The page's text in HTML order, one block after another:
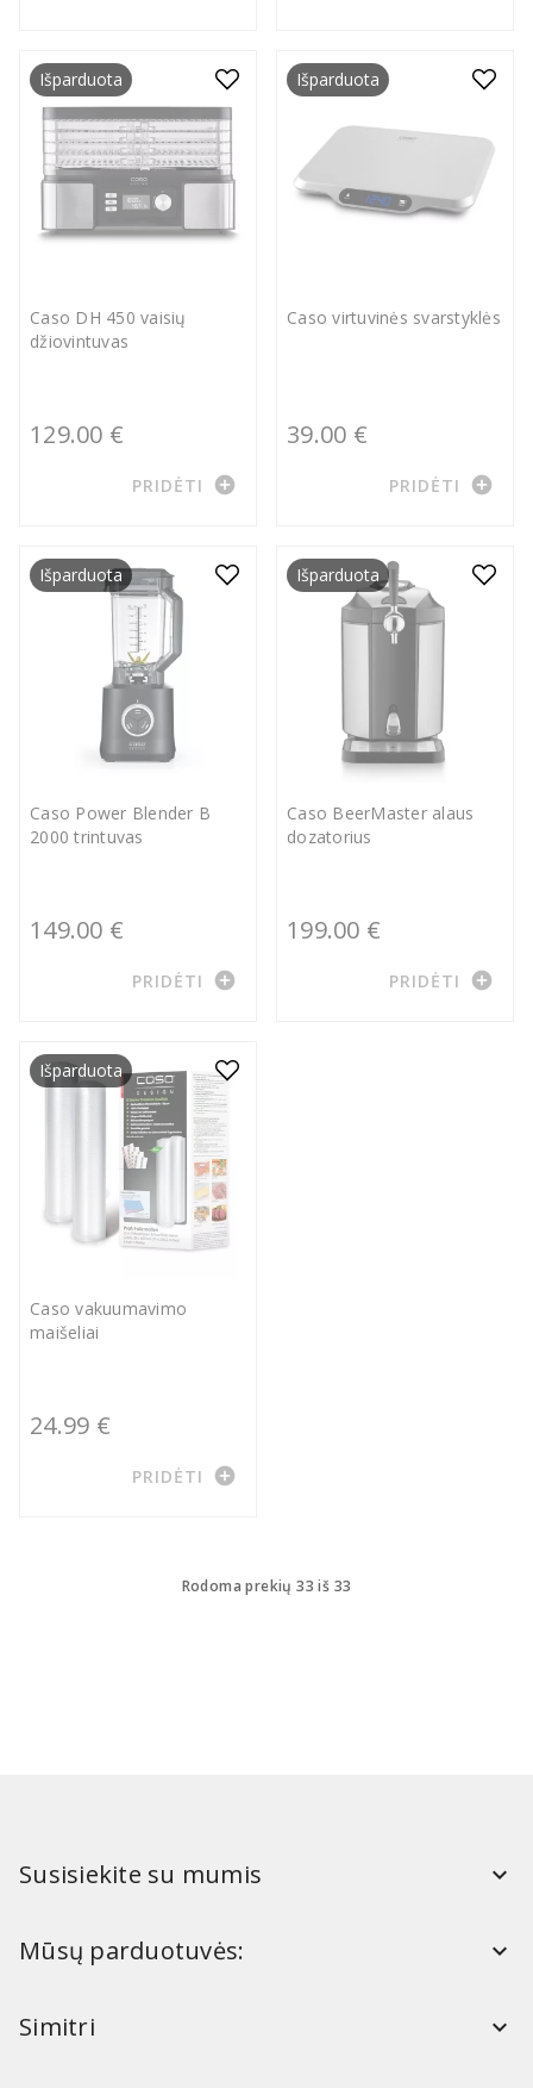
Caso DH 450 vaisių
džiovintuvas
129.00 €
Išparduota
PRIDĖTI add_circle
Caso virtuvinės svarstyklės
39.00 €
Išparduota
PRIDĖTI add_circle
Caso Power Blender B
2000 trintuvas
149.00 €
Išparduota
PRIDĖTI add_circle
Caso BeerMaster alaus
dozatorius
199.00 €
Išparduota
PRIDĖTI add_circle
Caso vakuumavimo
maišeliai
24.99 €
Išparduota
PRIDĖTI add_circle
Rodoma prekių 33 iš 33
Susisiekite su mumis
Mūsų parduotuvės:
Simitri